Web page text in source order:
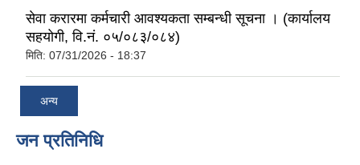
सेवा करारमा कर्मचारी आवश्यकता सम्बन्धी सूचना । (कार्यालय
सहयोगी, वि.नं. ०५/०८३/०८४)
मिति: 07/31/2026 - 18:37
अन्य
जन प्रतिनिधि